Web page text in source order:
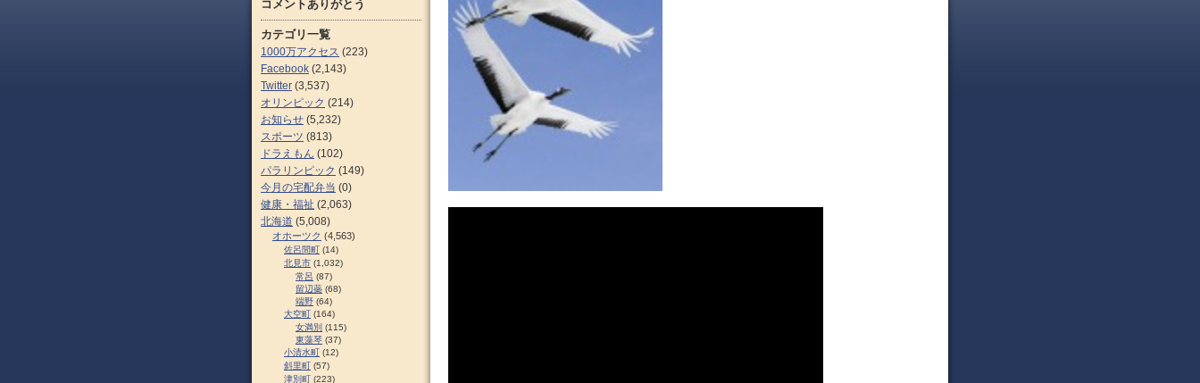
コメントありがとう
カテゴリ一覧
1000万アクセス (223)
Facebook (2,143)
Twitter (3,537)
オリンピック (214)
お知らせ (5,232)
スポーツ (813)
ドラえもん (102)
パラリンピック (149)
今月の宅配弁当 (0)
健康・福祉 (2,063)
北海道 (5,008)
オホーツク (4,563)
佐呂間町 (14)
北見市 (1,032)
常呂 (87)
留辺蘂 (68)
端野 (64)
大空町 (164)
女満別 (115)
東藻琴 (37)
小清水町 (12)
斜里町 (57)
津別町 (223)